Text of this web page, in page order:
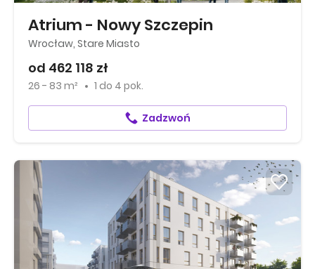
Atrium - Nowy Szczepin
Wrocław, Stare Miasto
od 462 118 zł
26 - 83 m² 1 do 4 pok.
Zadzwoń